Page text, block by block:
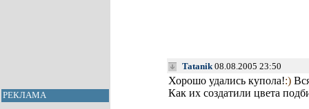
РЕКЛАМА
Tatanik08.08.2005 23:50
Хорошо удались купола!:)
Как их создатили цвета